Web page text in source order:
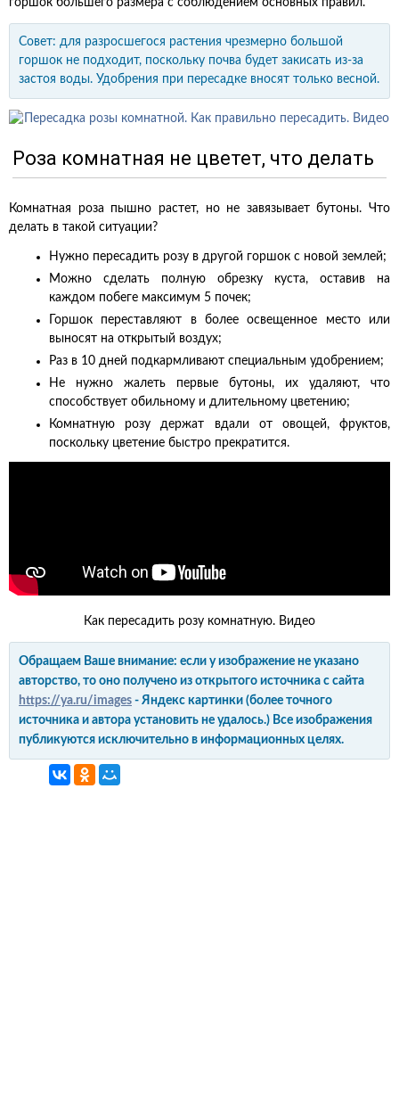
горшок большего размера с соблюдением основных правил.
Совет: для разросшегося растения чрезмерно большой
горшок не подходит, поскольку почва будет закисать из-за
застоя воды. Удобрения при пересадке вносят только весной.
Роза комнатная не цветет, что делать
Комнатная роза пышно растет, но не завязывает бутоны. Что
делать в такой ситуации?
Нужно пересадить розу в другой горшок с новой землей;
Можно сделать полную обрезку куста, оставив на
каждом побеге максимум 5 почек;
Горшок переставляют в более освещенное место или
выносят на открытый воздух;
Раз в 10 дней подкармливают специальным удобрением;
Не нужно жалеть первые бутоны, их удаляют, что
способствует обильному и длительному цветению;
Комнатную розу держат вдали от овощей, фруктов,
поскольку цветение быстро прекратится.
Как пересадить розу комнатную. Видео
Обращаем Ваше внимание: если у изображение не указано
авторство, то оно получено из открытого источника с сайта
https://ya.ru/images - Яндекс картинки (более точного
источника и автора установить не удалось.) Все изображения
публикуются исключительно в информационных целях.